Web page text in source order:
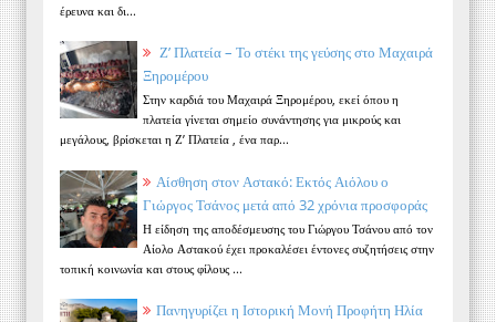
έρευνα και δι...
Ζ’ Πλατεία – Το στέκι της γεύσης στο Μαχαιρά
Ξηρομέρου
Στην καρδιά του Μαχαιρά Ξηρομέρου, εκεί όπου η
πλατεία γίνεται σημείο συνάντησης για μικρούς και
μεγάλους, βρίσκεται η Ζ’ Πλατεία , ένα παρ...
Αίσθηση στον Αστακό: Εκτός Αιόλου ο
Γιώργος Τσάνος μετά από 32 χρόνια προσφοράς
Η είδηση της αποδέσμευσης του Γιώργου Τσάνου από τον
Αίολο Αστακού έχει προκαλέσει έντονες συζητήσεις στην
τοπική κοινωνία και στους φίλους ...
Πανηγυρίζει η Ιστορική Μονή Προφήτη Ηλία